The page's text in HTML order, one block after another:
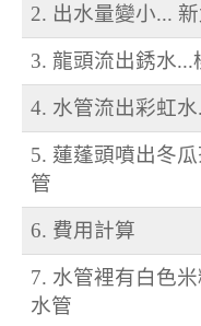
2. 出水量變小...
3. 龍頭流出銹水
4. 水管流出彩虹
5. 蓮蓬頭噴出冬
管
6. 費用計算
7. 水管裡有白色
水管